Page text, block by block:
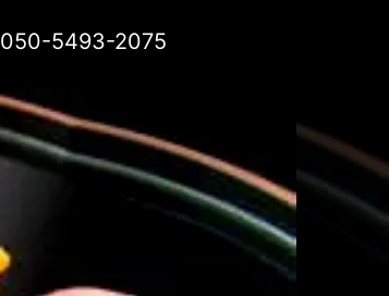
050-5493-2075